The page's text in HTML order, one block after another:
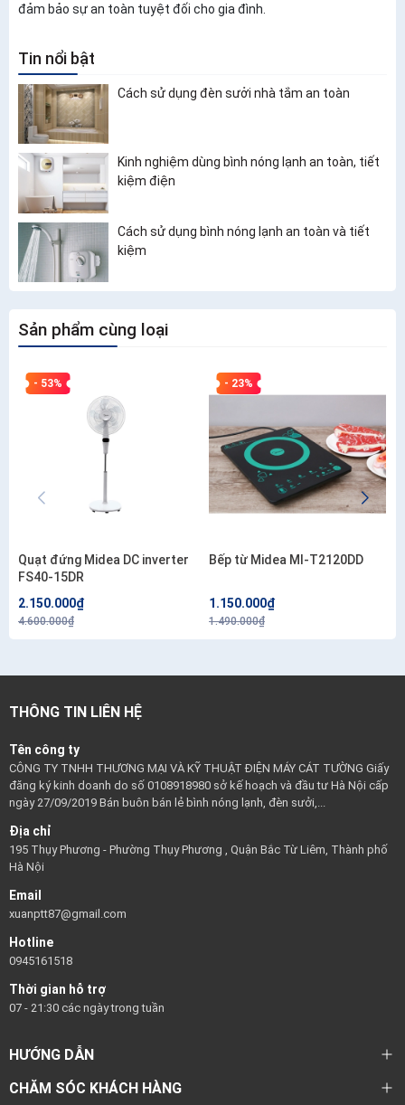
đảm bảo sự an toàn tuyệt đối cho gia đình.
Tin nổi bật
Cách sử dụng đèn sưởi nhà tắm an toàn
Kinh nghiệm dùng bình nóng lạnh an toàn, tiết
kiệm điện
Cách sử dụng bình nóng lạnh an toàn và tiết
kiệm
Sản phẩm cùng loại
- 53%
Quạt đứng Midea DC inverter
FS40-15DR
2.150.000₫
4.600.000₫
- 23%
Bếp từ Midea MI-T2120DD
1.150.000₫
1.490.000₫
THÔNG TIN LIÊN HỆ
Tên công ty
CÔNG TY TNHH THƯƠNG MẠI VÀ KỸ THUẬT ĐIỆN MÁY CÁT TƯỜNG Giấy
đăng ký kinh doanh do số 0108918980 sở kế hoạch và đầu tư Hà Nội cấp
ngày 27/09/2019 Bán buôn bán lẻ bình nóng lạnh, đèn sưởi,...
Địa chỉ
195 Thụy Phương - Phường Thụy Phương , Quận Bắc Từ Liêm, Thành phố
Hà Nội
Email
xuanptt87@gmail.com
Hotline
0945161518
Thời gian hỗ trợ
07 - 21:30 các ngày trong tuần
HƯỚNG DẪN
CHĂM SÓC KHÁCH HÀNG